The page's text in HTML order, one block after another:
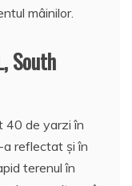
mâinilor.
South
40 de yarzi în
reflectat și în
terenul în